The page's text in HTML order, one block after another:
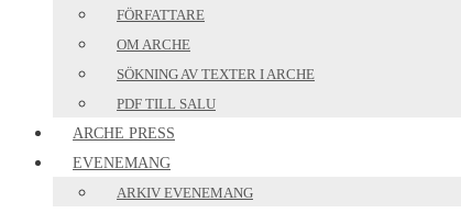
FÖRFATTARE
OM ARCHE
SÖKNING AV TEXTER I ARCHE
PDF TILL SALU
ARCHE PRESS
EVENEMANG
ARKIV EVENEMANG